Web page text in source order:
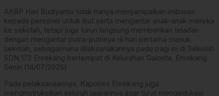
AKBP Hari Budiyanto tidak hanya menyampaikan imbauan
kepada personel untuk ikut serta mengantar anak-anak mereka
ke sekolah, tetapi juga turun langsung memberikan teladan
dengan mengantar putra-putrinya di hari pertama masuk
sekolah, sebagaimana dilaksanakannya pada pagi ini di Sekolah
SDN 172 Enrekang bertempat di Kelurahan Galonta, Enrekang.
Senin (14/07/2025)
Pada pelaksanaannya, Kapolres Enrekang juga
menginstruksikan seluruh jajarannya agar turut mengedukasi